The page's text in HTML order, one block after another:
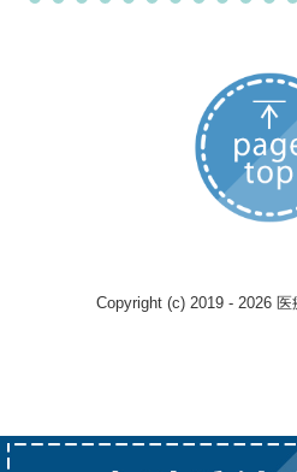
Copyright (c) 2019 - 2026